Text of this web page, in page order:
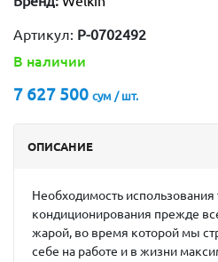
Артикул: P-0702492
В наличии
7 627 500 сум / шт.
ОПИСАНИЕ
Необходимость использования
кондиционирования прежде
жарой, во время которой мы
себе на работе и в жизни